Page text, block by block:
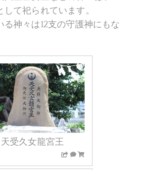
て祀られています。
る神々は12支の守護神にもな
天受久女龍宮王